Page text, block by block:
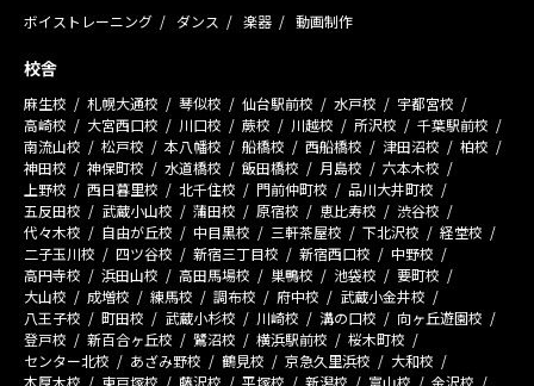
ボイストレーニング ダンス 楽器 動画制作
校舎
麻生校 札幌大通校 琴似校 仙台駅前校 水戸校
宇都宮校
高崎校
大宮西口校 川口校 蕨校 川越校 所沢校
千葉駅前校
南流山校
松戸校 本八幡校 船橋校 西船橋校 津田沼校
柏校
神田校
神保町校 水道橋校 飯田橋校 月島校
六本木校
上野校
西日暮里校 北千住校 門前仲町校
品川大井町校
五反田校
武蔵小山校 蒲田校 原宿校 恵比寿校
渋谷校
代々木校
自由が丘校 中目黒校 三軒茶屋校 下北沢校
経堂校
二子玉川校
四ツ谷校 新宿三丁目校 新宿西口校
中野校
高円寺校
浜田山校 高田馬場校 巣鴨校 池袋校
要町校
大山校
成増校 練馬校 調布校 府中校
武蔵小金井校
八王子校
町田校 武蔵小杉校 川崎校 溝の口校
向ヶ丘遊園校
登戸校
新百合ヶ丘校 鷺沼校 横浜駅前校
桜木町校
センター北校
あざみ野校 鶴見校 京急久里浜校
大和校